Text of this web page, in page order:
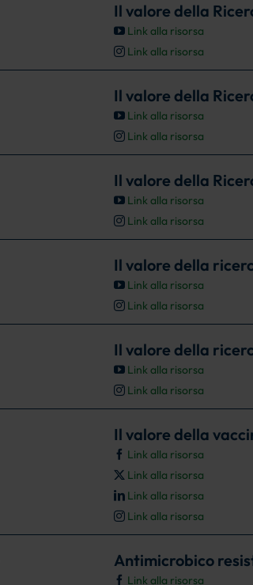
Il valore della
Link alla risorsa
Link alla risorsa
Il valore della
Link alla risorsa
Link alla risorsa
Il valore della
Link alla risorsa
Link alla risorsa
Il valore della
Link alla risorsa
Link alla risorsa
Il valore della
Link alla risorsa
Link alla risorsa
Il valore della
Link alla risorsa
Link alla risorsa
Link alla risorsa
Link alla risorsa
Antimicrobico
Link alla risorsa